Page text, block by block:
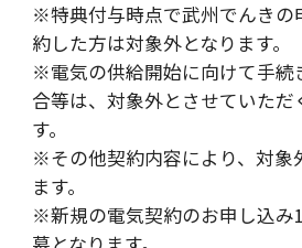
※特典付与時点で武州でんきの
約した方は対象外となります。
※電気の供給開始に向けて手続
合等は、対象外とさせていただ
す。
※その他契約内容により、対象
ます。
※新規の電気契約のお申し込み